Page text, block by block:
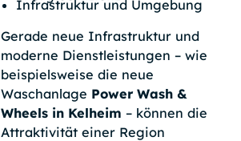
Infrastruktur und Umgebung
Gerade neue Infrastruktur und
moderne Dienstleistungen – wie
beispielsweise die neue
Waschanlage Power Wash &
Wheels in Kelheim – können die
Attraktivität einer Region